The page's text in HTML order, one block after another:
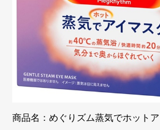
商品名：めぐりズム蒸気でホット